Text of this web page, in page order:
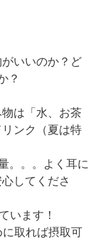
いいのか？ど
？
は「水、お茶
リンク（夏は特
。。。よく耳に
してくださ
います！
取れば摂取可